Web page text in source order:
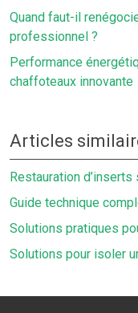
Quand faut-il
professionnel ?
Performance
chaffoteaux innovante
Articles
Restauration
Guide technique
Solutions pratiques
Solutions pour isoler